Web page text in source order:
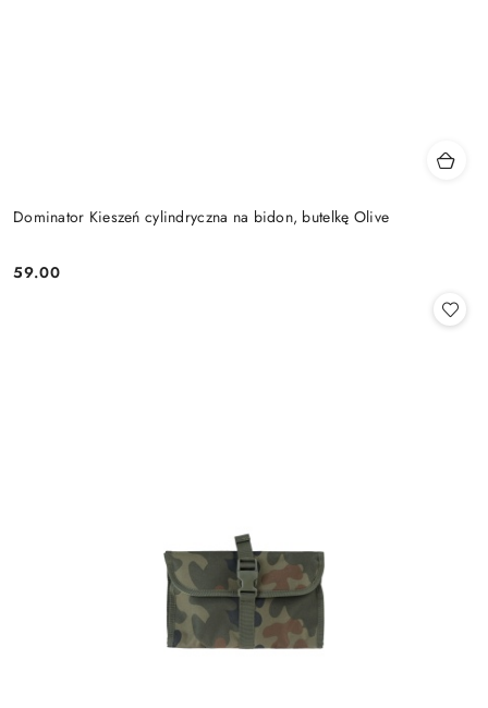
Dominator Kieszeń cylindryczna na bidon, butelkę Olive
Cena:
59.00